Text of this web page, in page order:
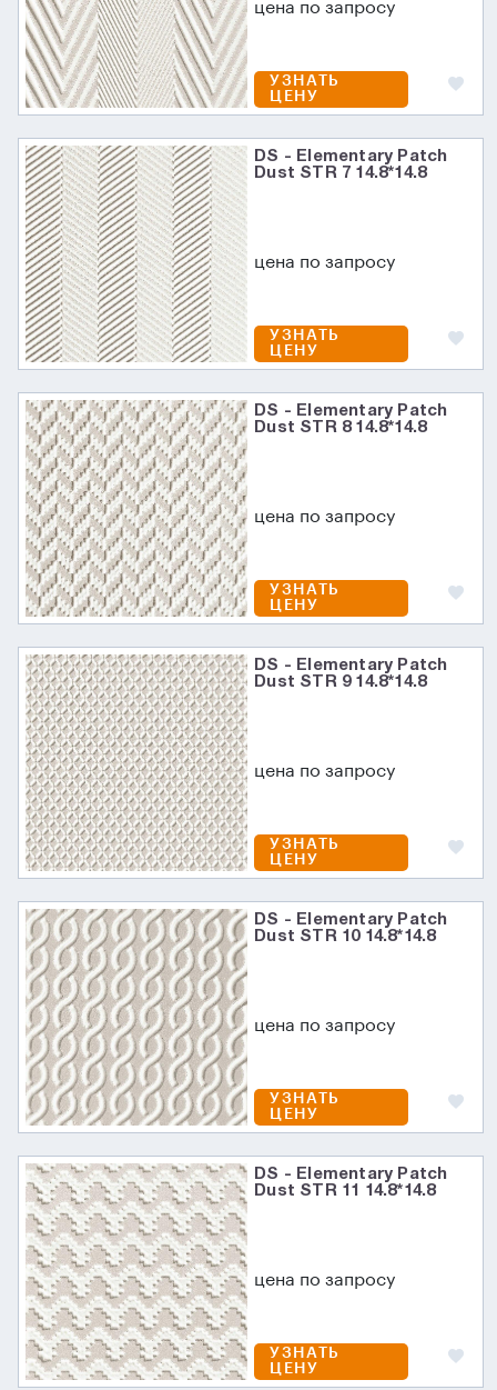
цена по запросу
УЗНАТЬ
ЦЕНУ
DS - Elementary Patch
Dust STR 7 14.8*14.8
цена по запросу
УЗНАТЬ
ЦЕНУ
DS - Elementary Patch
Dust STR 8 14.8*14.8
цена по запросу
УЗНАТЬ
ЦЕНУ
DS - Elementary Patch
Dust STR 9 14.8*14.8
цена по запросу
УЗНАТЬ
ЦЕНУ
DS - Elementary Patch
Dust STR 10 14.8*14.8
цена по запросу
УЗНАТЬ
ЦЕНУ
DS - Elementary Patch
Dust STR 11 14.8*14.8
цена по запросу
УЗНАТЬ
ЦЕНУ